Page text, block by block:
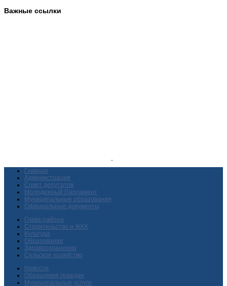
Важные ссылки
Главная
Администрация
Совет депутатов
Молодежный Парламент
Муниципальные образования
Официальные документы
Глава района
Строительство и ЖКХ
Культура
Образование
Здравоохранение
Сельское хозяйство
Новости
Обращения граждан
Муниципальные услуги